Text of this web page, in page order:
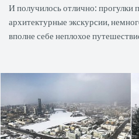
И получилось отлично: прогулки
архитектурные экскурсии,
вполне себе неплохое